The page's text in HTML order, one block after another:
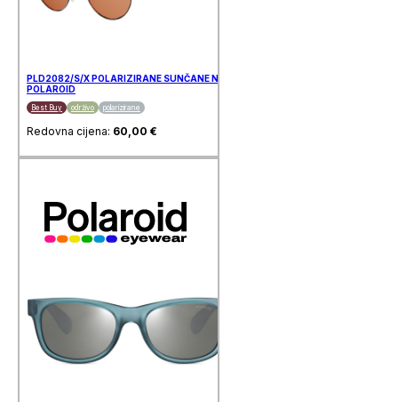
PLD2082/S/X POLARIZIRANE SUNČANE NAOČALE
POLAROID
Best Buy održivo polarizirane
Redovna cijena: 60,00 €